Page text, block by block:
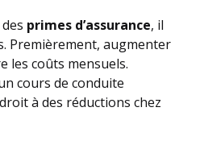
primes d’assurance, il
Premièrement, augmenter
les coûts mensuels.
cours de conduite
à des réductions chez